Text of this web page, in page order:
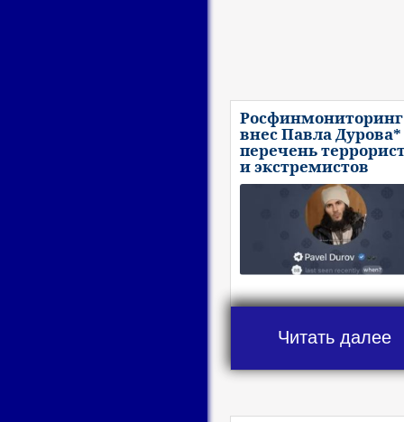
Росфинмониторинг
внес Павла
перечень
и экстремистов
Читать далее